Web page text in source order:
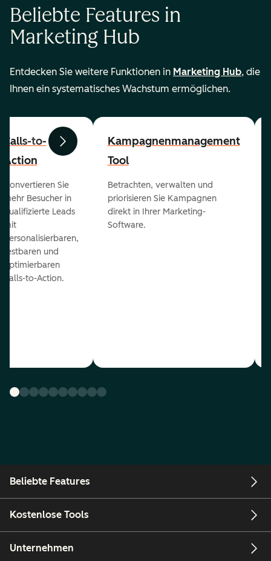
Beliebte Features in
Marketing Hub
Entdecken Sie weitere Funktionen in Marketing Hub, die
Ihnen ein systematisches Wachstum ermöglichen.
ZurückWeiter
Calls-to-
Action
Konvertieren Sie
mehr Besucher in
qualifizierte Leads
mit
personalisierbaren,
testbaren und
optimierbaren
Calls-to-Action.
Kampagnenmanagement
Tool
Betrachten, verwalten und
priorisieren Sie Kampagnen
direkt in Ihrer Marketing-
Software.
Beliebte Features
Kostenlose Tools
Unternehmen